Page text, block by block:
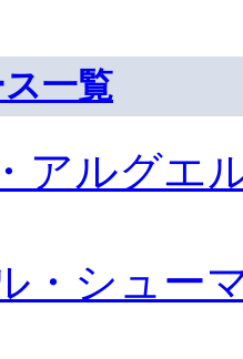
一覧
アルグエ
・シュー